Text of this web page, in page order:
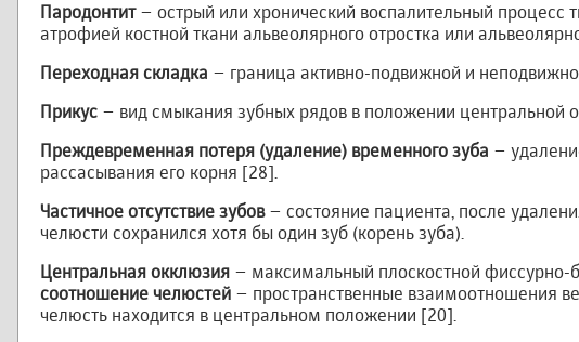
Пародонтит– острый или хронический воспалительный процесс
атрофией костной ткани альвеолярного отростка или
Переходная складка – граница активно-подвижной и
Прикус – вид смыкания зубных рядов в положении центральной
Преждевременная потеря (удаление) временного зуба –
рассасывания его корня [28].
Частичное отсутствие зубов– состояние пациента, после
челюсти сохранился хотя бы один зуб (корень зуба).
Центральная окклюзия – максимальный плоскостной фиссурно-
соотношение челюстей – пространственные взаимоотношения
челюсть находится в центральном положении [20].